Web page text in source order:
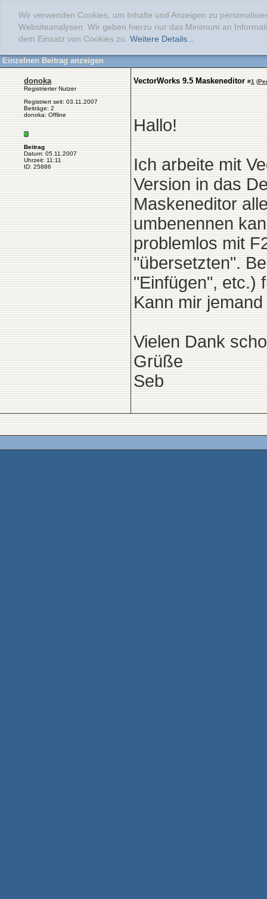
Wir verwenden Cookies, um Inhalte und Anzeigen zu
Websiteanalysen. Wir geben hierzu nur das Minimum an
dem Einsatz von Cookies zu. Weitere Details...
Einzelnen Beitrag anzeigen
donoka
Registrierter Nutzer
Registriert seit: 03.11.2007
Beiträge: 2
donoka: Offline
Beitrag
Datum: 05.11.2007
Uhrzeit: 11:11
ID: 25886
VectorWorks 9.5 Maskeneditor #1 (
Hallo!
Ich arbeite mit
Version in das
Maskeneditor
umbenennen
problemlos mit
"übersetzten".
"Einfügen", etc.)
Kann mir
Vielen Dank
Grüße
Seb